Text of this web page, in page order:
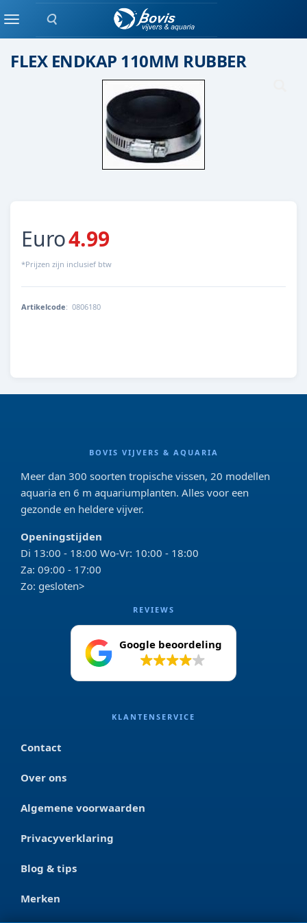
Zoeken
Menupvc aansluiting
FLEX ENDKAP 110MM RUBBER
Euro4.99
*Prijzen zijn inclusief btw
Artikelcode: 0806180
BOVIS VIJVERS & AQUARIA
Meer dan 300 soorten tropische vissen, 20 modellen
aquaria en 6 m aquariumplanten. Alles voor een
gezonde en heldere vijver.
Openingstijden
Di 13:00 - 18:00 Wo-Vr: 10:00 - 18:00
Za: 09:00 - 17:00
Zo: gesloten>
REVIEWS
Google beoordeling
KLANTENSERVICE
Contact
Over ons
Algemene voorwaarden
Privacyverklaring
Blog & tips
Merken